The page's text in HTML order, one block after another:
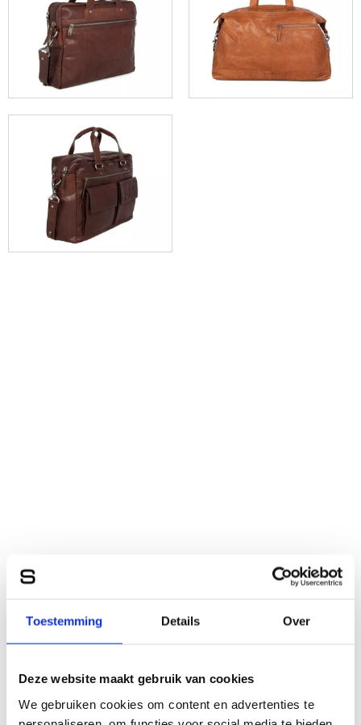
Toestemming Details Over
Deze website maakt gebruik van cookies
We gebruiken cookies om content en advertenties te